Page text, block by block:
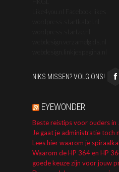
NIKS MISSEN? VOLG ONS!
EYEWONDER
Beste reistips voor ouders in
Je gaat je administratie toch
Lees hier waarom je
Waarom de HP 364 en HP
goede keuze zijn voor jouw